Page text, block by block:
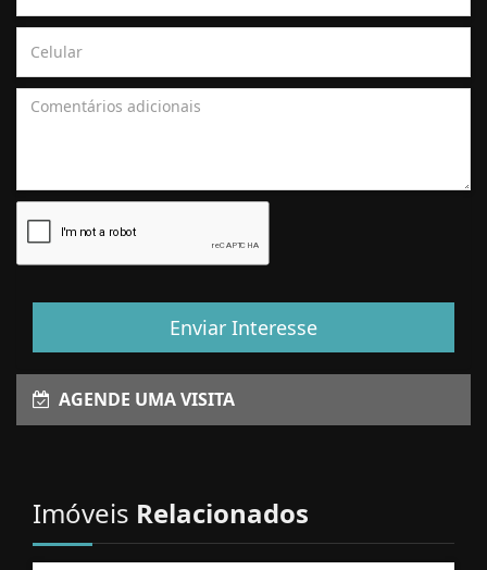
Enviar Interesse
AGENDE UMA VISITA
Imóveis Relacionados